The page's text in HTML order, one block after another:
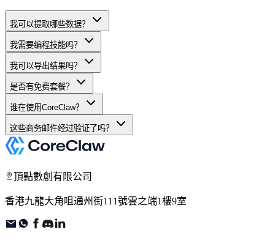
我可以提取哪些数据？
我需要编程技能吗？
我可以导出结果吗？
是否有免费套餐？
谁在使用CoreClaw？
这些商务邮件经过验证了吗？
頂點數創有限公司
香港九龍大角咀通州街111號雲之端1樓9室